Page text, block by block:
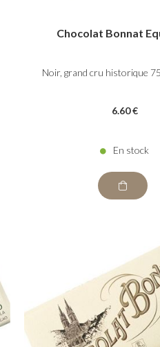
Chocolat Bonnat
Noir, grand cru historique
6.60€
En stock